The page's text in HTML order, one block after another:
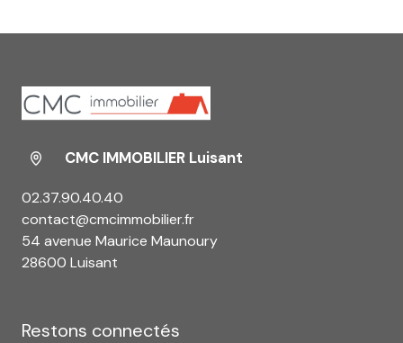
CMC IMMOBILIER Luisant
02.37.90.40.40
contact@cmcimmobilier.fr
54 avenue Maurice Maunoury
28600 Luisant
Restons connectés